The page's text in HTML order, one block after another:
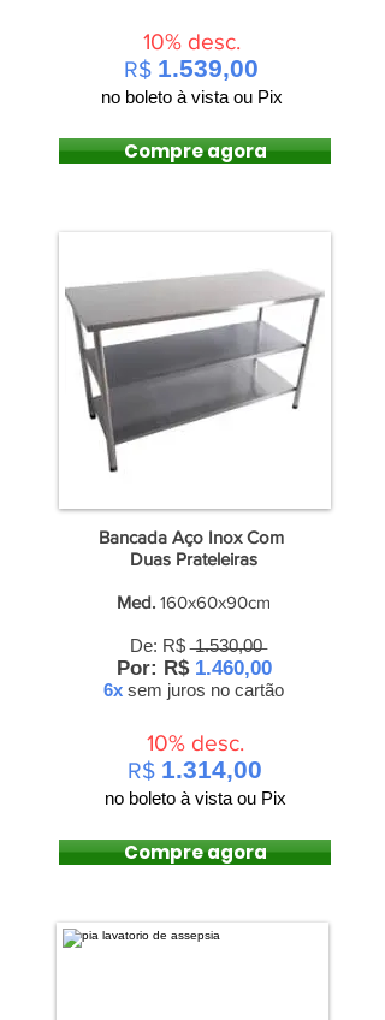
10% desc.
R$ 1.539,00
no boleto à vista ou Pix
Compre agora
Bancada Aço Inox Com
Duas Prateleiras
Med. 160x60x90cm
De: R$ ̶1̶.̶5̶3̶0̶,̶0̶0̶
Por: R$ 1.460,00
6x sem juros no cartão
10% desc.
R$ 1.314,00
no boleto à vista ou Pix
Compre agora